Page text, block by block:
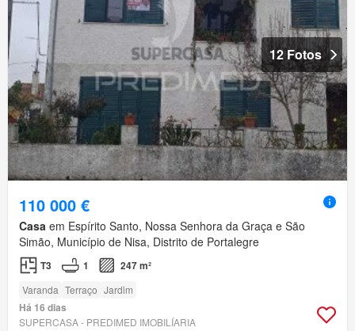
12 Fotos
110 000 €
Casa em Espírito Santo, Nossa Senhora da Graça e São
Simão, Município de Nisa, Distrito de Portalegre
T3 1 247 m²
Varanda Terraço Jardim
Há 16 dias
SUPERCASA - PREDIMED IMOBILÍARIA